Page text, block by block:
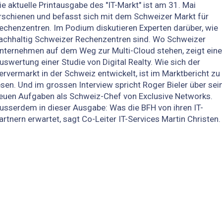
aktuelle Printausgabe des "IT-Markt" ist am 31. Mai
und befasst sich mit dem Schweizer Markt für
Im Podium diskutieren Experten darüber, wie
Schweizer Rechenzentren sind. Wo Schweizer
auf dem Weg zur Multi-Cloud stehen, zeigt eine
einer Studie von Digital Realty. Wie sich der
in der Schweiz entwickelt, ist im Marktbericht zu
Und im grossen Interview spricht Roger Bieler über
Aufgaben als Schweiz-Chef von Exclusive Networks.
in dieser Ausgabe: Was die BFH von ihren IT-
erwartet, sagt Co-Leiter IT-Services Martin Christen.